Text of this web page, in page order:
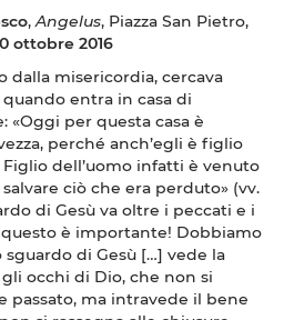
,Angelus, Piazza San Pietro,
ottobre 2016
dalla misericordia, cercava
entra in casa di
«Oggi per questa casa è
perché anch’egli è figlio
dell’uomo infatti è venuto
ciò che era perduto» (vv.
di Gesù va oltre i peccati e i
è importante! Dobbiamo
sguardo di Gesù […] vede la
occhi di Dio, che non si
passato, ma intravede il bene